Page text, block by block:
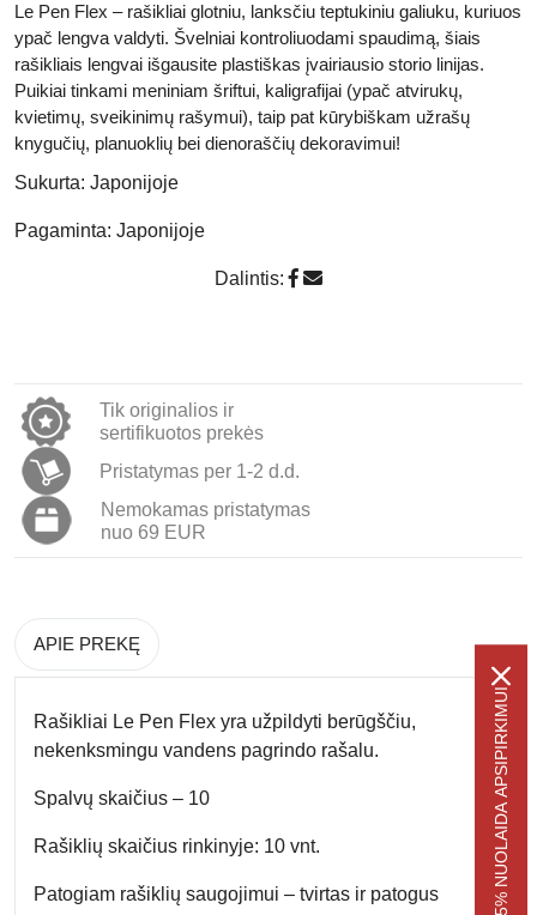
Le Pen Flex – rašikliai glotniu, lanksčiu teptukiniu galiuku, kuriuos
ypač lengva valdyti. Švelniai kontroliuodami spaudimą, šiais
rašikliais lengvai išgausite plastiškas įvairiausio storio linijas.
Puikiai tinkami meniniam šriftui, kaligrafijai (ypač atvirukų,
kvietimų, sveikinimų rašymui), taip pat kūrybiškam užrašų
knygučių, planuoklių bei dienoraščių dekoravimui!
Sukurta: Japonijoje
Pagaminta: Japonijoje
Dalintis:
Tik originalios ir
sertifikuotos prekės
Pristatymas per 1-2 d.d.
Nemokamas pristatymas
nuo 69 EUR
APIE PREKĘ
Rašikliai Le Pen Flex yra užpildyti berūgščiu,
nekenksmingu vandens pagrindo rašalu.
Spalvų skaičius – 10
Rašiklių skaičius rinkinyje: 10 vnt.
Patogiam rašiklių saugojimui – tvirtas ir patogus
-5% NUOLAIDA APSIPIRKIMUI